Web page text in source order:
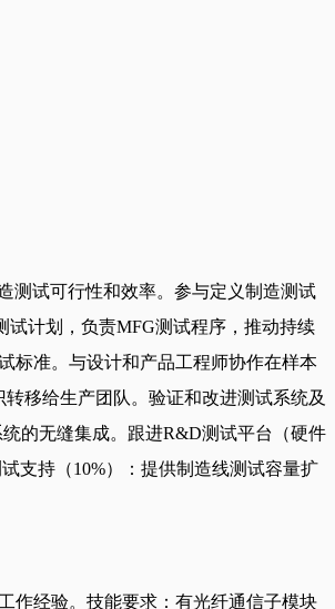
测试可行性和效率。参与定义制造测试
计划，负责MFG测试程序，推动持续
标准。与设计和产品工程师协作在样本
移给生产团队。验证和改进测试系统及
的无缝集成。跟进R&D测试平台（硬件
支持（10%）：提供制造线测试容量扩
作经验。技能要求：有光纤通信子模块